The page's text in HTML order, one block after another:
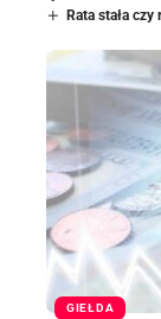
Rata stała czy
GIEŁDA